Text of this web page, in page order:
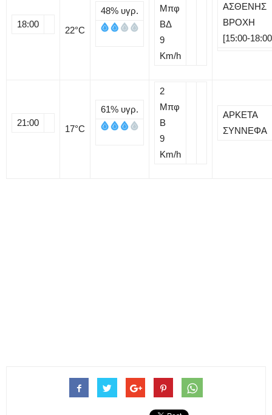
18:00
22°C
48% υγρ.
Μπφ
ΒΔ
9
Km/h
ΑΣΘΕΝΗΣ
ΒΡΟΧΗ
[15:00-
21:00
17°C
61% υγρ.
2
Μπφ
B
9
Km/h
ΑΡΚΕΤΑ
ΣΥΝΝΕΦΑ